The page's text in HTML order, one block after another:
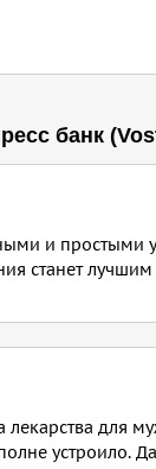
банк
и простыми
станет
лекарства для
устроило.